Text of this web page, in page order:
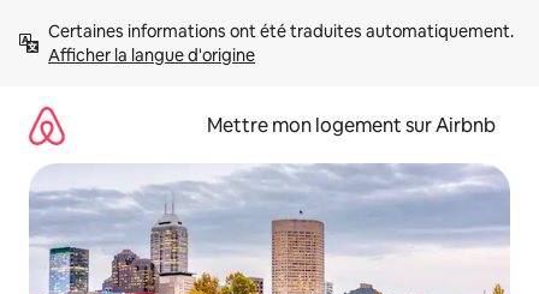
directement
Afficher la langue d'origine
Mettre mon logement sur Airbnb